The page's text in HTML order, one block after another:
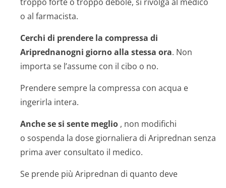
o al farmacista.
Cerchi di prendere la compressa di
Ariprednanogni giorno alla stessa ora. Non
importa se l’assume con il cibo o no.
Prendere sempre la compressa con acqua e
ingerirla intera.
Anche se si sente meglio , non modifichi
o sospenda la dose giornaliera di Ariprednan senza
prima aver consultato il medico.
Se prende più Ariprednan di quanto deve